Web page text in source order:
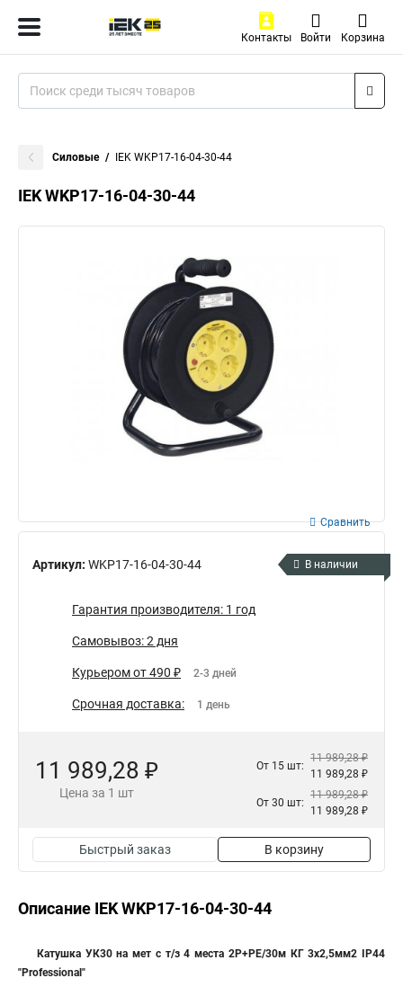
Контакты Войти Корзина
Силовые IEK WKP17-16-04-30-44
IEK WKP17-16-04-30-44
Артикул: WKP17-16-04-30-44
Сравнить
В наличии
Гарантия производителя: 1 год
Самовывоз: 2 дня
Курьером от 490 ₽ 2-3 дней
Срочная доставка: 1 день
11 989,28 ₽
Цена за 1 шт
От 15 шт:
11 989,28 ₽
11 989,28 ₽
От 30 шт:
11 989,28 ₽
11 989,28 ₽
Быстрый заказ В корзину
Описание IEK WKP17-16-04-30-44
Катушка УК30 на мет с т/з 4 места 2Р+PЕ/30м КГ 3х2,5мм2 IP44
"Professional"